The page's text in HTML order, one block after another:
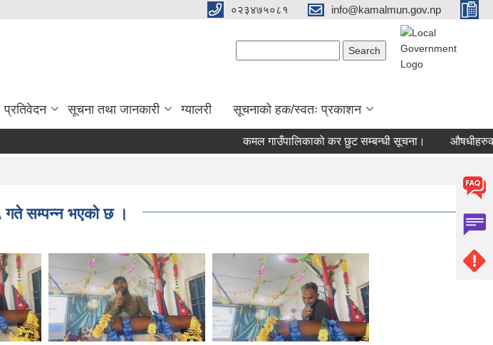
०२३४७५०८१ info@kamalmun.gov.np
प्रतिवेदन सूचना तथा जानकारी ग्यालरी सूचनाको हक/स्वतः प्रकाशन
कमल गाउँपालिकाको कर छुट सम्बन्धी सूचना। औषधीहरुको
सम्पन्न भएको छ ।